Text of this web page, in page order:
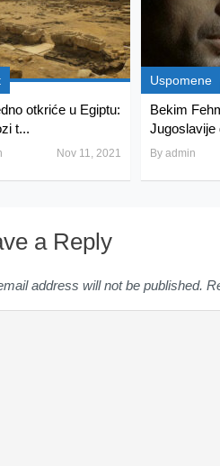
otkriće u Egiptu:
t...
Nov 11, 2021
Uspomene
Bekim
Jugoslavije
By admin
a Reply
address will not be published.